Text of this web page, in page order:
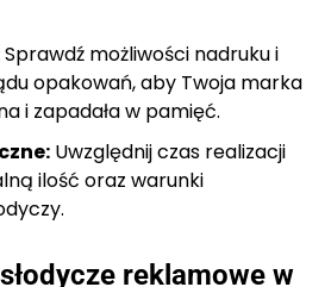
Sprawdź możliwości nadruku i
opakowań, aby Twoja marka
i zapadała w pamięć.
Uwzględnij czas realizacji
ilość oraz warunki
reklamowe w